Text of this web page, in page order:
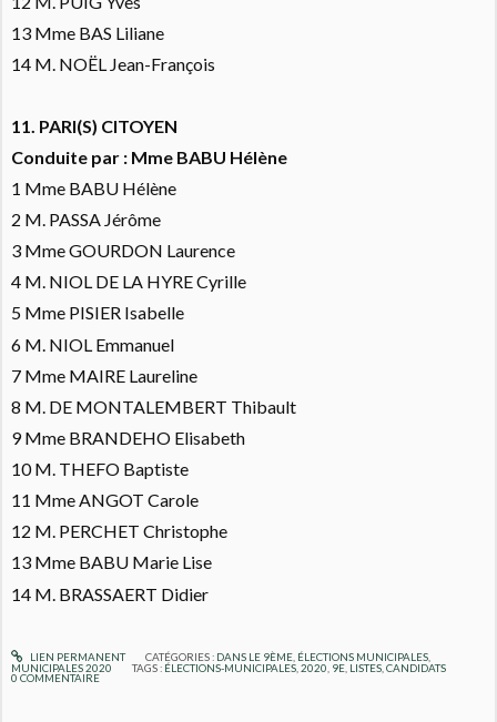
13 Mme BAS Liliane
14 M. NOËL Jean-François
11. PARI(S) CITOYEN
Conduite par : Mme BABU Hélène
1 Mme BABU Hélène
2 M. PASSA Jérôme
3 Mme GOURDON Laurence
4 M. NIOL DE LA HYRE Cyrille
5 Mme PISIER Isabelle
6 M. NIOL Emmanuel
7 Mme MAIRE Laureline
8 M. DE MONTALEMBERT Thibault
9 Mme BRANDEHO Elisabeth
10 M. THEFO Baptiste
11 Mme ANGOT Carole
12 M. PERCHET Christophe
13 Mme BABU Marie Lise
14 M. BRASSAERT Didier
LIEN PERMANENT CATÉGORIES : DANS LE 9ÈME, ÉLECTIONS MUNICIPALES,
MUNICIPALES 2020
TAGS : ÉLECTIONS-MUNICIPALES ,2020 9E LISTES ,CANDIDATS
0 COMMENTAIRE